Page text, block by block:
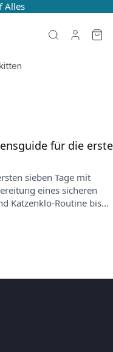
Alles
für die erste
sieben Tage mit
eines sicheren
Katzenklo-Routine bis
und